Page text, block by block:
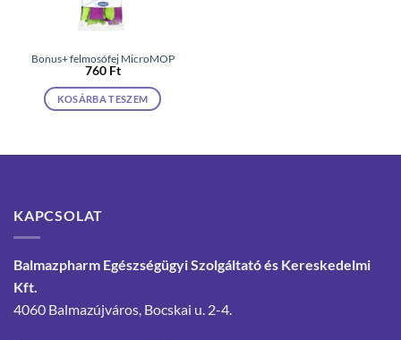
Bonus+ felmosófej MicroMOP
760 Ft
KOSÁRBA TESZEM
KAPCSOLAT
Balmazpharm Egészségügyi Szolgáltató és Kereskedelmi
Kft.
4060 Balmazújváros, Bocskai u. 2-4.